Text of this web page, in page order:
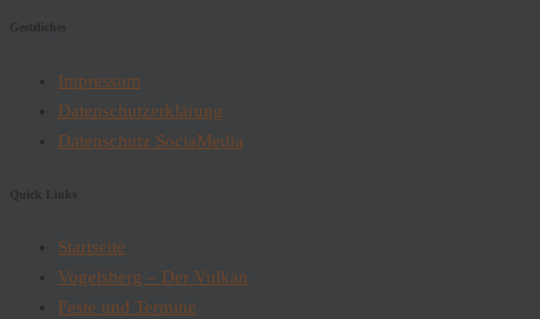
Gestzliches
Impressum
Datenschutzerklärung
Datenschutz SociaMedia
Quick Links
Startseite
Vogelsberg – Der Vulkan
Feste und Termine